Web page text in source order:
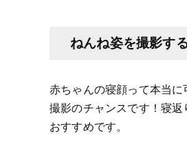
ねんね姿を撮影す
赤ちゃんの寝顔って本当
撮影のチャンスです！寝
おすすめです。